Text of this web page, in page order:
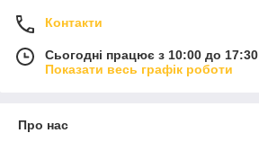
Контакти
Сьогодні працює з 10:00 до 17:30
Показати весь графік роботи
Про нас